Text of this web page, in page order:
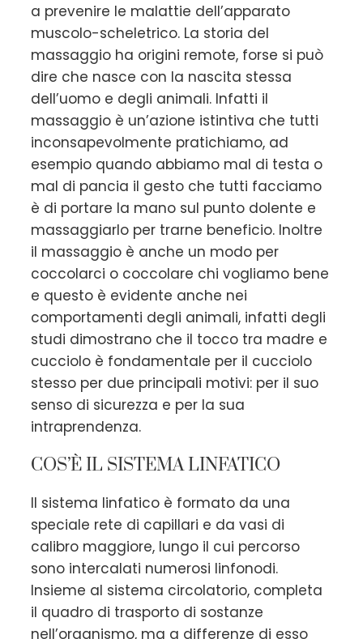
a prevenire le malattie dell’apparato
muscolo-scheletrico. La storia del
massaggio ha origini remote, forse si può
dire che nasce con la nascita stessa
dell’uomo e degli animali. Infatti il
massaggio è un’azione istintiva che tutti
inconsapevolmente pratichiamo, ad
esempio quando abbiamo mal di testa o
mal di pancia il gesto che tutti facciamo
è di portare la mano sul punto dolente e
massaggiarlo per trarne beneficio. Inoltre
il massaggio è anche un modo per
coccolarci o coccolare chi vogliamo bene
e questo è evidente anche nei
comportamenti degli animali, infatti degli
studi dimostrano che il tocco tra madre e
cucciolo è fondamentale per il cucciolo
stesso per due principali motivi: per il suo
senso di sicurezza e per la sua
intraprendenza.
COS’È IL SISTEMA LINFATICO
Il sistema linfatico è formato da una
speciale rete di capillari e da vasi di
calibro maggiore, lungo il cui percorso
sono intercalati numerosi linfonodi.
Insieme al sistema circolatorio, completa
il quadro di trasporto di sostanze
nell’organismo, ma a differenze di esso